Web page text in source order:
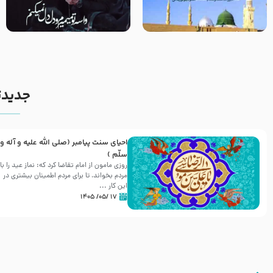
زیارت پیامبر اکرم صلی الله علیه و
آله در روز شنبه با نوای علی فانی
مصداق کربلا – حاج حسین سیب
احیای سنت پیامبر (صلی الله علیه و آله و
سلّم )
روزی مامون از امام تقاضا کرد که: نماز عید را با
مردم بخواند، تا برای مردم اطمینان بیشتری در
این کار ...
۱۷ /۰۵/ ۱۴۰۵